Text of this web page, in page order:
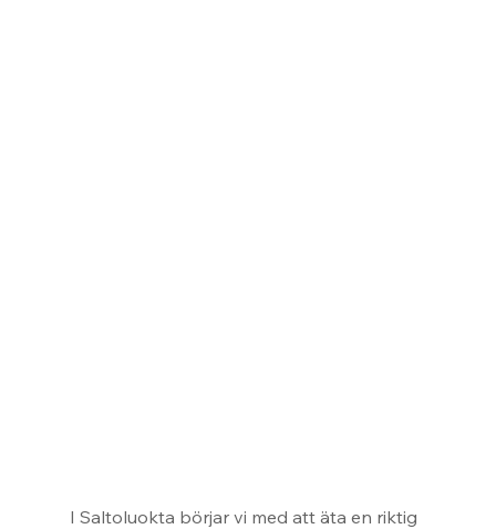
I Saltoluokta börjar vi med att äta en riktig